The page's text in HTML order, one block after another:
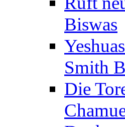
Biswas
Smith
Die